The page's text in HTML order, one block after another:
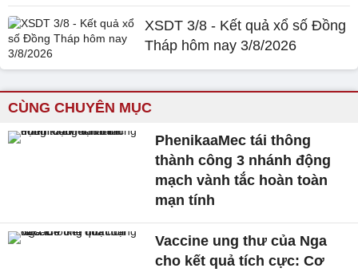
XSDT 3/8 - Kết quả xổ số Đồng
Tháp hôm nay 3/8/2026
CÙNG CHUYÊN MỤC
PhenikaaMec tái thông
thành công 3 nhánh động
mạch vành tắc hoàn toàn
mạn tính
Vaccine ung thư của Nga
cho kết quả tích cực: Cơ